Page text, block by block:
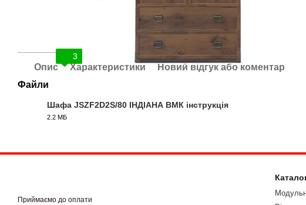
3
Опис Характеристики
Новий відгук або коментар
Файли
Шафа JSZF2D2S/80 ІНДІАНА ВМК інструкція
2.2 МБ
Приймаємо до оплати